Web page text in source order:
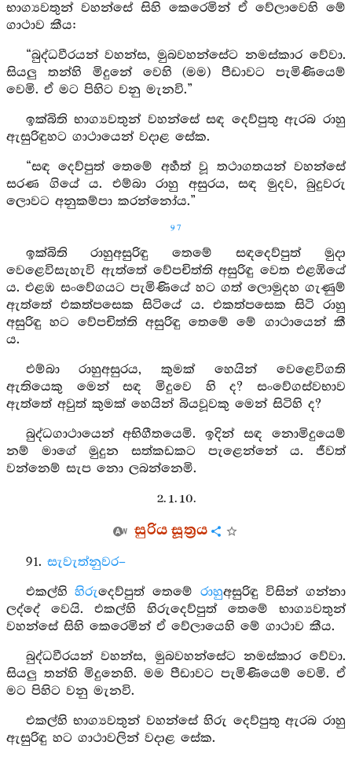
භාග්‍යවතුන් වහන්සේ සිහි කෙරෙමින් ඒ වේලාවෙහි මේ
ගාථාව කීය:
“බුද්ධවීරයන් වහන්ස, මුබවහන්සේට නමස්කාර වේවා.
සියලු තන්හි මිදුනේ වෙහි (මම) පීඩාවට පැමිණියෙම්
වෙමි. ඒ මට පිහිට වනු මැනවි.”
ඉක්බිති භාග්‍යවතුන් වහන්සේ සඳ දෙව්පුතු ඇරබ රාහු
ඇසුරිඳුහට ගාථායෙන් වදාළ සේක.
“සඳ දෙව්පුත් තෙමේ අර්‍හත් වූ තථාගතයන් වහන්සේ
සරණ ගියේ ය. එම්බා රාහු අසුරය, සඳ මුදව, බුදුවරු
ලොවට අනුකම්පා කරන්නෝය.”
97
ඉක්බිති රාහුඅසුරිඳු තෙමේ සඳදෙව්පුත් මුදා
වෙළෙවිසැහැවි ඇත්තේ වේපචිත්ති අසුරිඳු වෙත එළඹියේ
ය. එළඹ සංවේගයට පැමිණියේ හට ගත් ලොමුදහ ගැණුම්
ඇත්තේ එකත්පසෙක සිටියේ ය. එකත්පසෙක සිටි රාහු
අසුරිඳු හට වේපචිත්ති අසුරිඳු තෙමේ මේ ගාථායෙන් කී
ය.
එම්බා රාහුඅසුරය, කුමක් හෙයින් වෙළෙවිගති
ඇතියෙකු මෙන් සඳ මිදුවෙ හි ද? සංවේගස්වභාව
ඇත්තේ අවුත් කුමක් හෙයින් බියවූවකු මෙන් සිටිහි ද?
බුද්ධගාථායෙන් අභිගීතයෙමි. ඉදින් සඳ නොමිදුයෙම්
නම් මාගේ මුදුන සත්කඩකට පැළෙන්නේ ය. ජීවත්
වන්නෙම් සැප නො ලබන්නෙමි.
2. 1. 10.
සුරිය සූත්‍රය
91. සැවැත්නුවර–
එකල්හිහිරුදෙව්පුත් තෙමේ රාහුඅසුරිඳු විසින් ගන්නා
ලද්දේ වෙයි. එකල්හි හිරුදෙව්පුත් තෙමේ භාග්‍යවතුන්
වහන්සේ සිහි කෙරෙමින් ඒ වේලායෙහි මේ ගාථාව කීය.
බුද්ධවීරයන් වහන්ස, මුබවහන්සේට නමස්කාර වේවා.
සියලු තන්හි මිදුනෙහි. මම පීඩාවට පැමිණියෙම් වෙමි. ඒ
මට පිහිට වනු මැනවි.
එකල්හි භාග්‍යවතුන් වහන්සේ හිරු දෙව්පුතු ඇරබ රාහු
ඇසුරිඳු හට ගාථාවලින් වදාළ සේක.